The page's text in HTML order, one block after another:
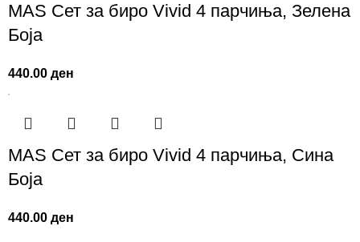
MAS Сет за биро Vivid 4 парчиња, Зелена
Боја
440.00ден
MAS Сет за биро Vivid 4 парчиња, Сина
Боја
440.00ден